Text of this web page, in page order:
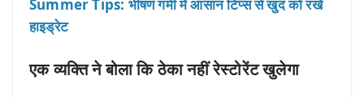
Summer Tips: भीषण गर्मी में आसान टिप्स से खुद को रखे
हाइड्रेट
एक व्यक्ति ने बोला कि ठेका नहीं रेस्टोरेंट खुलेगा